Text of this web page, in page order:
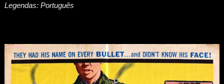
Legendas: Português